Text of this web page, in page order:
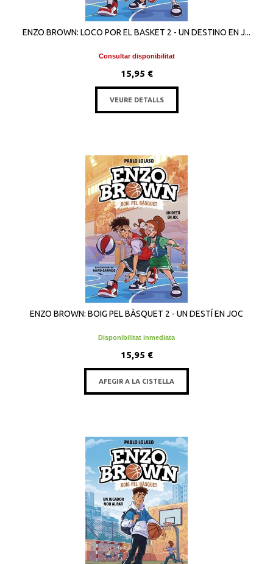
ENZO BROWN: LOCO POR EL BASKET 2 - UN DESTINO EN J...
Consultar disponibilitat
15,95 €
VEURE DETALLS
ENZO BROWN: BOIG PEL BÀSQUET 2 - UN DESTÍ EN JOC
Disponibilitat inmediata
15,95 €
AFEGIR A LA CISTELLA